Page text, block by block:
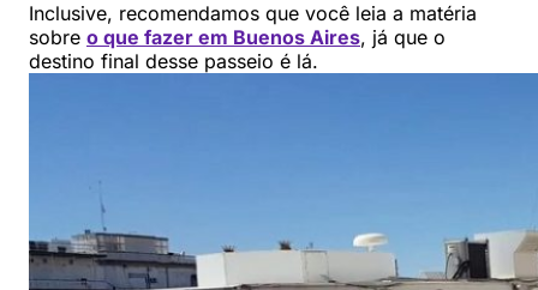
Inclusive, recomendamos que você leia a matéria
sobre o que fazer em Buenos Aires, já que o
destino final desse passeio é lá.